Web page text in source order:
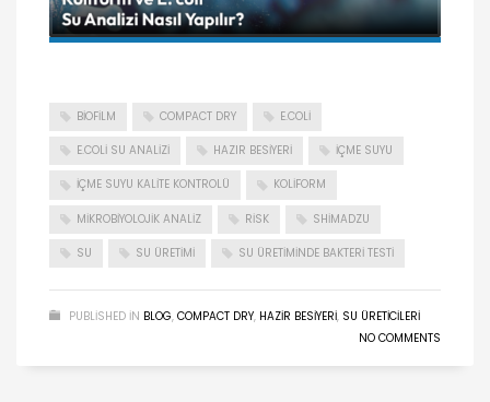
BIOFILM COMPACT DRY E.COLI
E.COLI SU ANALIZI HAZIR BESIYERI IÇME SUYU
IÇME SUYU KALITE KONTROLÜ KOLIFORM
MIKROBIYOLOJIK ANALIZ RISK SHIMADZU
SU SU ÜRETIMI SU ÜRETIMINDE BAKTERI TESTI
PUBLISHED IN BLOG, COMPACT DRY, HAZIR BESIYERI, SU ÜRETICILERI
NO COMMENTS